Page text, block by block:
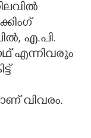
എ.പി.
എന്നിവരും
വിവരം.